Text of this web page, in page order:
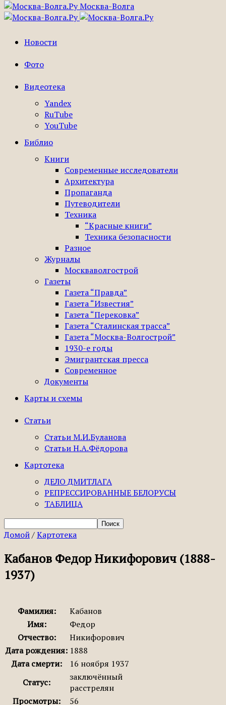
Москва-Волга
Новости
Фото
Видеотека
Yandex
RuTube
YouTube
Библио
Книги
Современные исследователи
Архитектура
Пропаганда
Путеводители
Техника
“Красные книги”
Техника безопасности
Разное
Журналы
Москваволгострой
Газеты
Газета “Правда”
Газета “Известия”
Газета “Перековка”
Газета “Сталинская трасса”
Газета “Москва-Волгострой”
1930-е годы
Эмигрантская пресса
Современное
Документы
Карты и схемы
Статьи
Статьи М.И.Буланова
Статьи Н.А.Фёдорова
Картотека
ДЕЛО ДМИТЛАГА
РЕПРЕССИРОВАННЫЕ БЕЛОРУСЫ
ТАБЛИЦА
Домой/Картотека
Кабанов Федор Никифорович (1888-
1937)
Фамилия:
Кабанов
Имя:
Федор
Отчество:
Никифорович
Дата рождения: 1888
Дата смерти:
16 ноября 1937
Статус:
заключённый
расстрелян
Просмотры:
56